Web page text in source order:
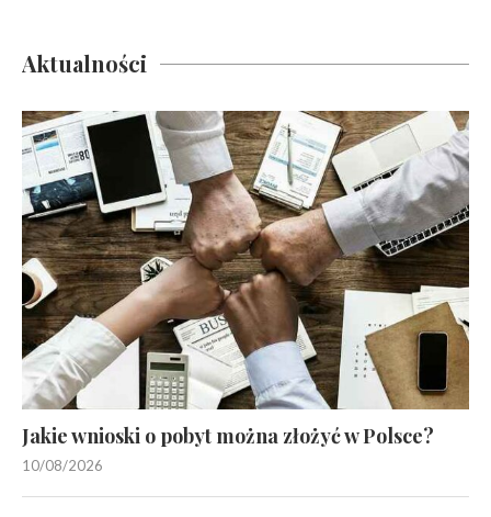
Aktualności
Jakie wnioski o pobyt można złożyć w Polsce?
10/08/2026